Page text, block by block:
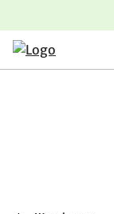
Springen naar
Springen naar
Springen naar